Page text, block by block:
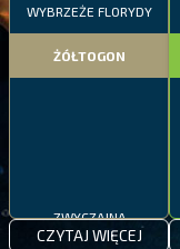
WYBRZEŻE FLORYDY
ŻÓŁTOGON
ZWYCZAJNA
CZYTAJ WIĘCEJ